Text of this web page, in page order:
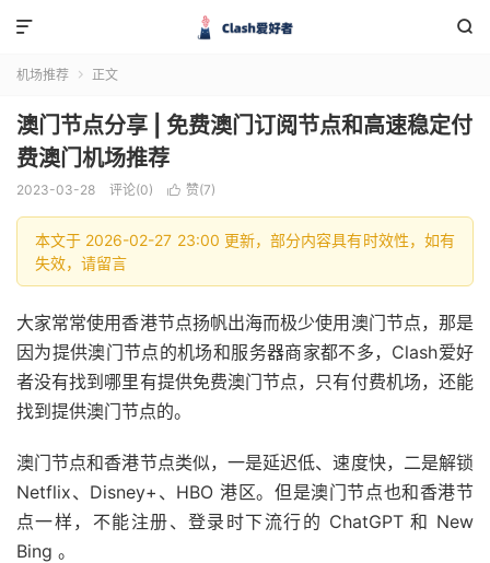


机场推荐  正文
澳门节点分享 | 免费澳门订阅节点和高速稳定付
费澳门机场推荐
2023-03-28 评论(0)  赞(7)
本文于 2026-02-27 23:00 更新，部分内容具有时效性，如有
失效，请留言
大家常常使用香港节点扬帆出海而极少使用澳门节点，那是
因为提供澳门节点的机场和服务器商家都不多，Clash爱好
者没有找到哪里有提供免费澳门节点，只有付费机场，还能
找到提供澳门节点的。
澳门节点和香港节点类似，一是延迟低、速度快，二是解锁
Netflix、Disney+、HBO 港区。但是澳门节点也和香港节
点一样，不能注册、登录时下流行的 ChatGPT 和 New
Bing 。